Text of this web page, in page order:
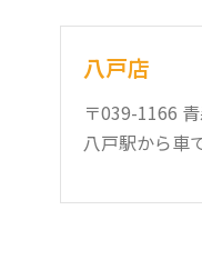
八戸店
〒039-1166
八戸駅から車